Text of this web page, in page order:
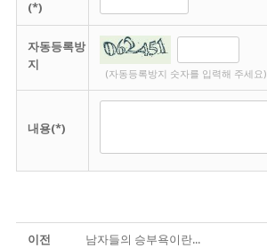
(*)
자동등록방
지
(자동등록방지 숫자를 입력해 주세요)
내용(*)
이전 남자들의 승부욕이란...